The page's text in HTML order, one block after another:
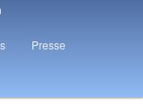
Presse